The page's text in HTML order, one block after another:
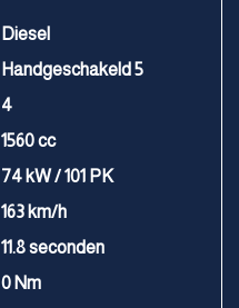
Diesel
Handgeschakeld 5
4
1560 cc
74 kW / 101 PK
163 km/h
11.8 seconden
0 Nm